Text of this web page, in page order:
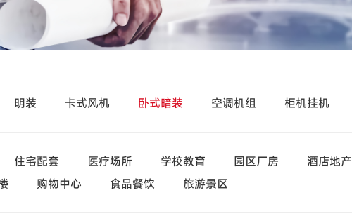
明装 卡式风机 卧式暗装 空调机组 柜机挂机
住宅配套 医疗场所 学校教育 园区厂房 酒店地产
购物中心 食品餐饮 旅游景区